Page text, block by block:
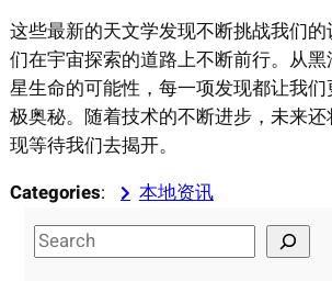
这些最新的天文学发现不断挑战我们
们在宇宙探索的道路上不断前行。从
星生命的可能性，每一项发现都让我
极奥秘。随着技术的不断进步，未来
现等待我们去揭开。
Categories:
本地资讯
S
e